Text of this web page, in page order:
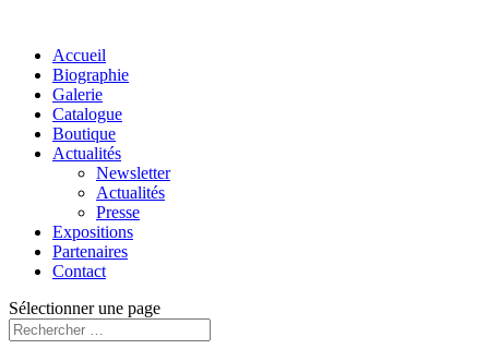
Accueil
Biographie
Galerie
Catalogue
Boutique
Actualités
Newsletter
Actualités
Presse
Expositions
Partenaires
Contact
Sélectionner une page